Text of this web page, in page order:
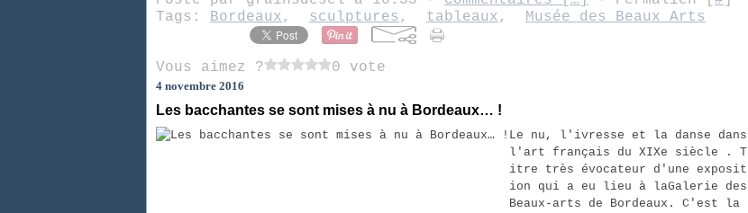
Tags: Bordeaux, sculptures , tableaux, Musée des Beaux Arts
Vous aimez ? 0 vote
4 novembre 2016
Les bacchantes se sont mises à nu à Bordeaux… !
Le nu, l'ivresse et la danse dans
l'art français du XIXe siècle . T
itre très évocateur d'une exposit
ion qui a eu lieu à laGalerie des
Beaux-arts de Bordeaux. C'est la